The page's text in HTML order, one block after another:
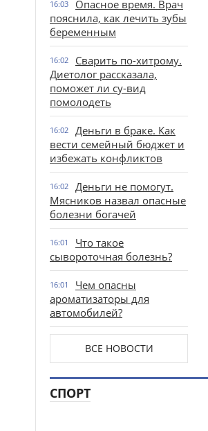
16:03
Опасное время. Врач
пояснила, как лечить зубы
беременным
16:02
Сварить по-хитрому.
Диетолог рассказала,
поможет ли су-вид
помолодеть
16:02
Деньги в браке. Как
вести семейный бюджет и
избежать конфликтов
16:02
Деньги не помогут.
Мясников назвал опасные
болезни богачей
16:01
Что такое
сывороточная болезнь?
16:01
Чем опасны
ароматизаторы для
автомобилей?
ВСЕ НОВОСТИ
СПОРТ